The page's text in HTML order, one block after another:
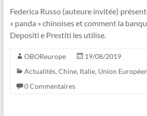
Federica Russo (auteure invitée)
« panda » chinoises et comment la
Depositi e Prestiti les utilise.
OBOReurope
19/08/2019
Actualités, Chine, Italie, Union
0 Commentaires